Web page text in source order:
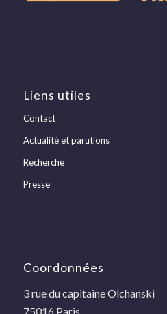
Liens utiles
Contact
Actualité et parutions
Recherche
Presse
Coordonnées
3 rue du capitaine Olchanski
75016 Paris